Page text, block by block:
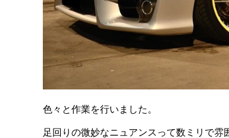
色々と作業を行いました。
足回りの微妙なニュアンスって数ミリで雰